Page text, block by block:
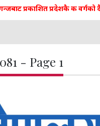
प्रकाशित प्रदेशकै क वर्गको
- Page 1